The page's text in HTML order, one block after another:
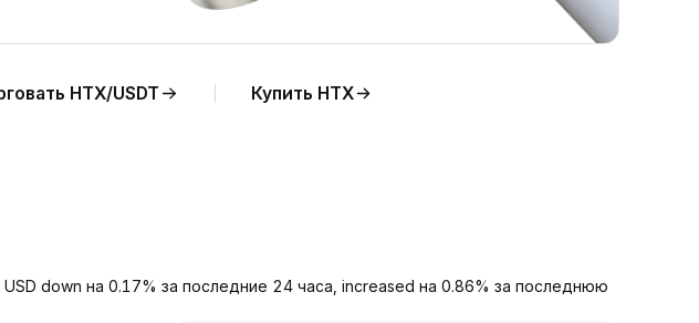
HTX/USDT Купить HTX
down на 0.17% за последние 24 часа, increased на 0.86% за последнюю